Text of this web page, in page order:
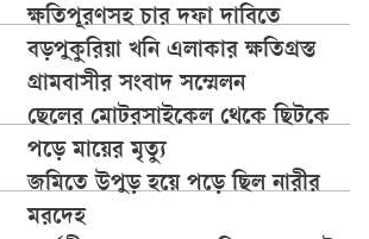
ক্ষতিপূরণসহ চার দফা দাবিতে
বড়পুকুরিয়া খনি এলাকার ক্ষতিগ্রস্ত
গ্রামবাসীর সংবাদ সম্মেলন
ছেলের মোটরসাইকেল থেকে ছিটকে
পড়ে মায়ের মৃত্যু
জমিতে উপুড় হয়ে পড়ে ছিল নারীর
মরদেহ